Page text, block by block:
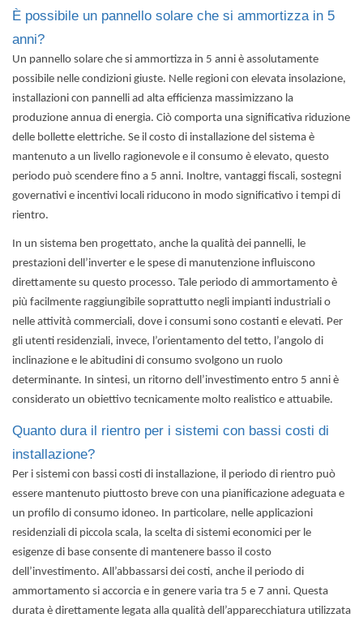
È possibile un pannello solare che si ammortizza in 5
anni?
Un pannello solare che si ammortizza in 5 anni è assolutamente
possibile nelle condizioni giuste. Nelle regioni con elevata insolazione,
installazioni con pannelli ad alta efficienza massimizzano la
produzione annua di energia. Ciò comporta una significativa riduzione
delle bollette elettriche. Se il costo di installazione del sistema è
mantenuto a un livello ragionevole e il consumo è elevato, questo
periodo può scendere fino a 5 anni. Inoltre, vantaggi fiscali, sostegni
governativi e incentivi locali riducono in modo significativo i tempi di
rientro.
In un sistema ben progettato, anche la qualità dei pannelli, le
prestazioni dell’inverter e le spese di manutenzione influiscono
direttamente su questo processo. Tale periodo di ammortamento è
più facilmente raggiungibile soprattutto negli impianti industriali o
nelle attività commerciali, dove i consumi sono costanti e elevati. Per
gli utenti residenziali, invece, l’orientamento del tetto, l’angolo di
inclinazione e le abitudini di consumo svolgono un ruolo
determinante. In sintesi, un ritorno dell’investimento entro 5 anni è
considerato un obiettivo tecnicamente molto realistico e attuabile.
Quanto dura il rientro per i sistemi con bassi costi di
installazione?
Per i sistemi con bassi costi di installazione, il periodo di rientro può
essere mantenuto piuttosto breve con una pianificazione adeguata e
un profilo di consumo idoneo. In particolare, nelle applicazioni
residenziali di piccola scala, la scelta di sistemi economici per le
esigenze di base consente di mantenere basso il costo
dell’investimento. All’abbassarsi dei costi, anche il periodo di
ammortamento si accorcia e in genere varia tra 5 e 7 anni. Questa
durata è direttamente legata alla qualità dell’apparecchiatura utilizzata